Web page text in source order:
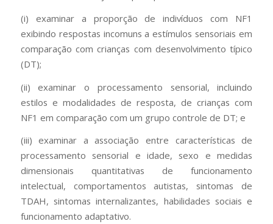
(i) examinar a proporção de indivíduos com NF1
exibindo respostas incomuns a estímulos sensoriais em
comparação com crianças com desenvolvimento típico
(DT);
(ii) examinar o processamento sensorial, incluindo
estilos e modalidades de resposta, de crianças com
NF1 em comparação com um grupo controle de DT; e
(iii) examinar a associação entre características de
processamento sensorial e idade, sexo e medidas
dimensionais quantitativas de funcionamento
intelectual, comportamentos autistas, sintomas de
TDAH, sintomas internalizantes, habilidades sociais e
funcionamento adaptativo.